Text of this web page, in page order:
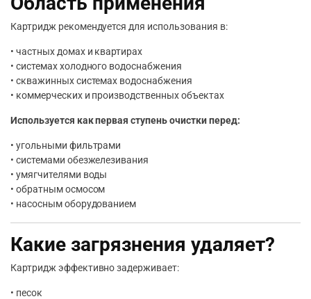
Картридж рекомендуется для использования в:
• частных домах и квартирах
• системах холодного водоснабжения
• скважинных системах водоснабжения
• коммерческих и производственных объектах
Используется как первая ступень очистки перед:
• угольными фильтрами
• системами обезжелезивания
• умягчителями воды
• обратным осмосом
• насосным оборудованием
Какие загрязнения удаляет?
Картридж эффективно задерживает:
• песок